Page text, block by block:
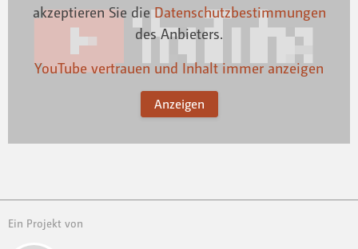
akzeptieren Sie dieDatenschutzbestimmungen
des Anbieters.
YouTube vertrauen und Inhalt immer anzeigen
Anzeigen
Ein Projekt von